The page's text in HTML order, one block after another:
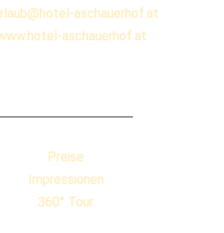
aschauerhof.at
aschauerhof.at
Preise
Impressionen
360° Tour